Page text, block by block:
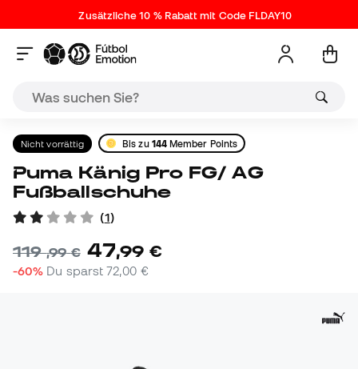
Zusätzliche 10 % Rabatt mit Code FLDAY10
Nicht vorrättig Bis zu 144Member Points
Puma Känig Pro FG/ AG
Fußballschuhe
(1)
119,99 € 47,99 €
-60% Du sparst72,00 €